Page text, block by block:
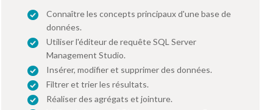
Connaître les concepts principaux d'une base de
données.
Utiliser l'éditeur de requête SQL Server
Management Studio.
Insérer, modifier et supprimer des données.
Filtrer et trier les résultats.
Réaliser des agrégats et jointure.